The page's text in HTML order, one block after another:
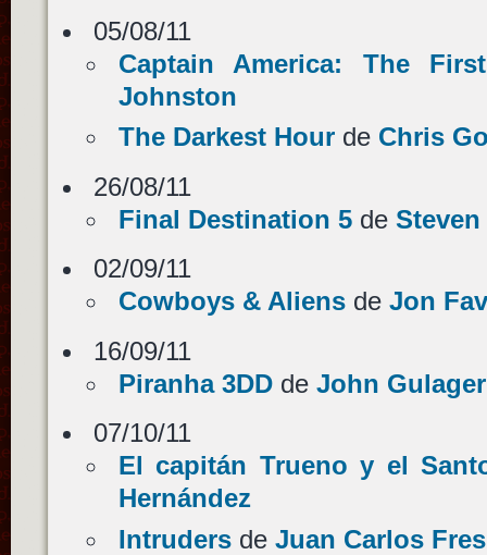
05/08/11
Captain America: The
Johnston
The Darkest Hourde Chris
26/08/11
Final Destination 5de
02/09/11
Cowboys & Aliensde Jon
16/09/11
Piranha 3DDde John Gulager
07/10/11
El capitán Trueno y el
Hernández
Intrudersde Juan Carlos